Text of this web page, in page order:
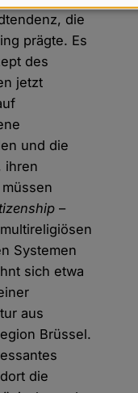
die
prägte. Es
des
jetzt
und die
ihren
–
Systemen
sich etwa
aus
Brüssel.
die